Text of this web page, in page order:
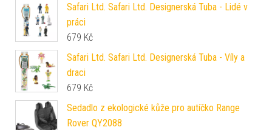
Safari Ltd. Safari Ltd. Designerská Tuba - Lidé v
práci
679 Kč
Safari Ltd. Safari Ltd. Designerská Tuba - Víly a
draci
679 Kč
Sedadlo z ekologické kůže pro autíčko Range
Rover QY2088